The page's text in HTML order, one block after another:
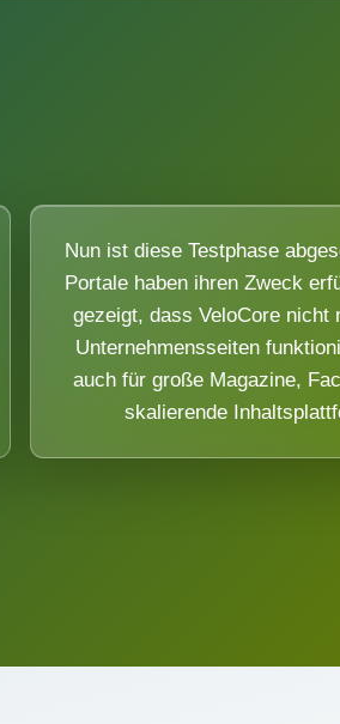
Nun ist diese Testphase
Portale haben ihren Zweck
gezeigt, dass VeloCore nicht
Unternehmensseiten
auch für große Magazine,
skalierende